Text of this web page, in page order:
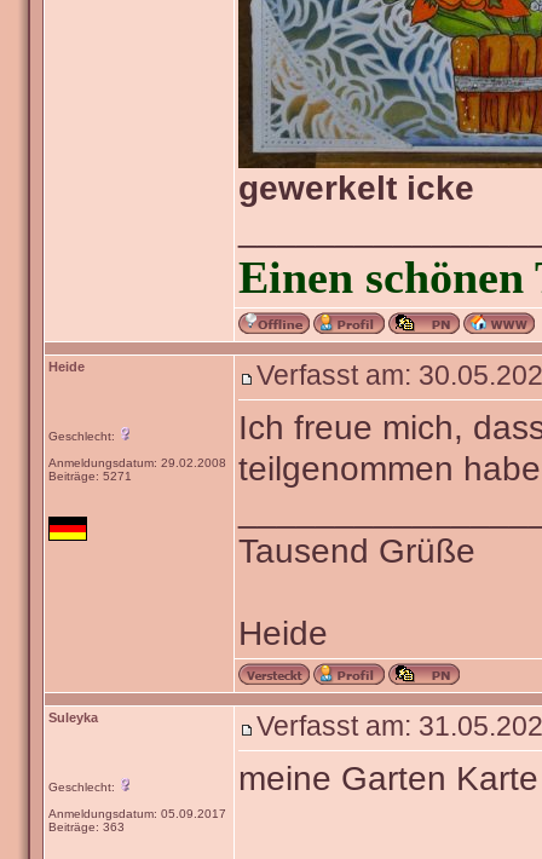
gewerkelt icke
Einen
Heide
Geschlecht:
Anmeldungsdatum: 29.02.2008
Beiträge: 5271
Verfasst am:
Ich freue mich,
teilgenommen
Tausend Grüße
Heide
Suleyka
Geschlecht:
Anmeldungsdatum: 05.09.2017
Beiträge: 363
Verfasst am:
meine Garten Karte